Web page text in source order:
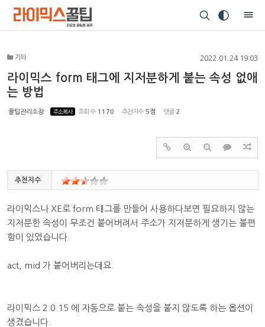
기타 2022.01.24 19:03
라이믹스 form 태그에 지저분하게 붙는 속성 없애
는 방법
꿀팁관리소장 주소복사 조회 수 1170 추천지수 5점 댓글 2
추천지수
라이믹스나 XE로 form 태그를 만들어 사용하다보면 필요하지 않는
지저분한 속성이 무조건 붙어버려서 주소가 지저분하게 생기는 불편
함이 있었습니다.
act, mid 가 붙어버리는데요.
라이믹스 2.0.15 에 자동으로 붙는 속성을 붙지 않도록 하는 옵션이
생겼습니다.
Sketchbook5, 스케치북5
Sketchbook5, 스케치북5